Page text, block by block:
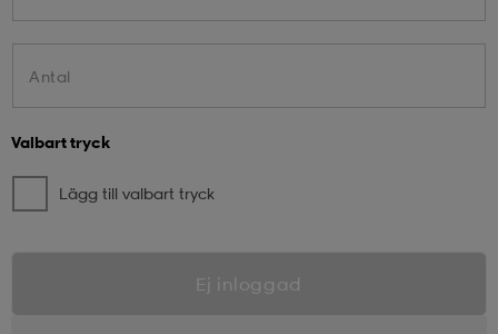
Antal
Valbart tryck
Lägg till valbart tryck
Ej inloggad